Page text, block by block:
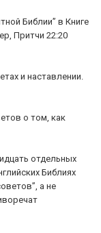
Библии” в Книге
Притчи 22:20
и наставлении.
о том, как
отдельных
Библиях
а не